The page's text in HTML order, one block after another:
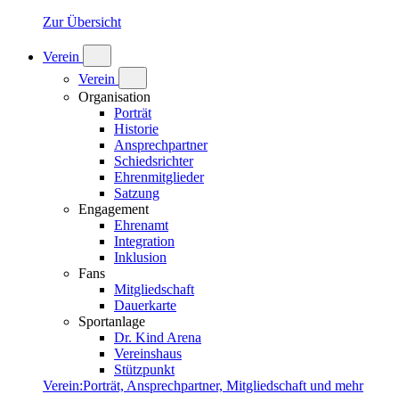
Zur Übersicht
Verein
Verein
Organisation
Porträt
Historie
Ansprechpartner
Schiedsrichter
Ehrenmitglieder
Satzung
Engagement
Ehrenamt
Integration
Inklusion
Fans
Mitgliedschaft
Dauerkarte
Sportanlage
Dr. Kind Arena
Vereinshaus
Stützpunkt
Verein:Porträt, Ansprechpartner, Mitgliedschaft und mehr